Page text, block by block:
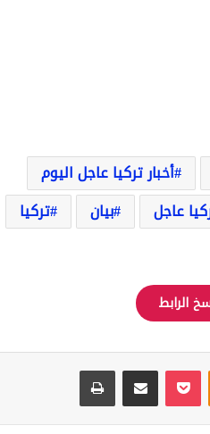
أخبار تركيا عاجل اليوم
عاجل بيان
تركيا
الرابط
Odnoklassniki
‫Pocket مشاركة عبر البريد طباعة